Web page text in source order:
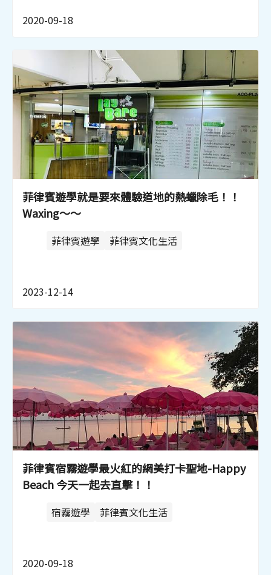
2020-09-18
菲律賓遊學就是要來體驗道地的熱蠟除毛！！
Waxing～～
菲律賓遊學 菲律賓文化生活
2023-12-14
菲律賓宿霧遊學最火紅的網美打卡聖地-Happy
Beach 今天一起去直擊！！
宿霧遊學 菲律賓文化生活
2020-09-18